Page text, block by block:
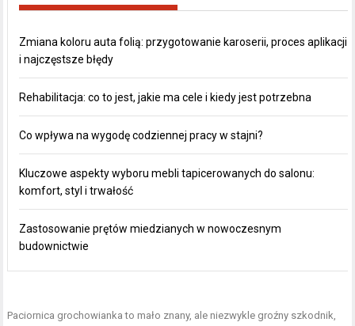
Zmiana koloru auta folią: przygotowanie karoserii, proces aplikacji
i najczęstsze błędy
Rehabilitacja: co to jest, jakie ma cele i kiedy jest potrzebna
Co wpływa na wygodę codziennej pracy w stajni?
Kluczowe aspekty wyboru mebli tapicerowanych do salonu:
komfort, styl i trwałość
Zastosowanie prętów miedzianych w nowoczesnym
budownictwie
Paciornica grochowianka to mało znany, ale niezwykle groźny szkodnik,